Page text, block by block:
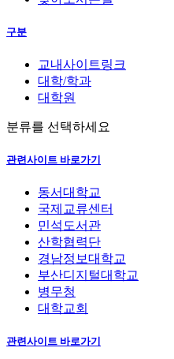
구분
교내사이트링크
대학/학과
대학원
분류를 선택하세요
관련사이트 바로가기
동서대학교
국제교류센터
민석도서관
산학협력단
경남정보대학교
부산디지털대학교
병무청
대학교회
관련사이트 바로가기